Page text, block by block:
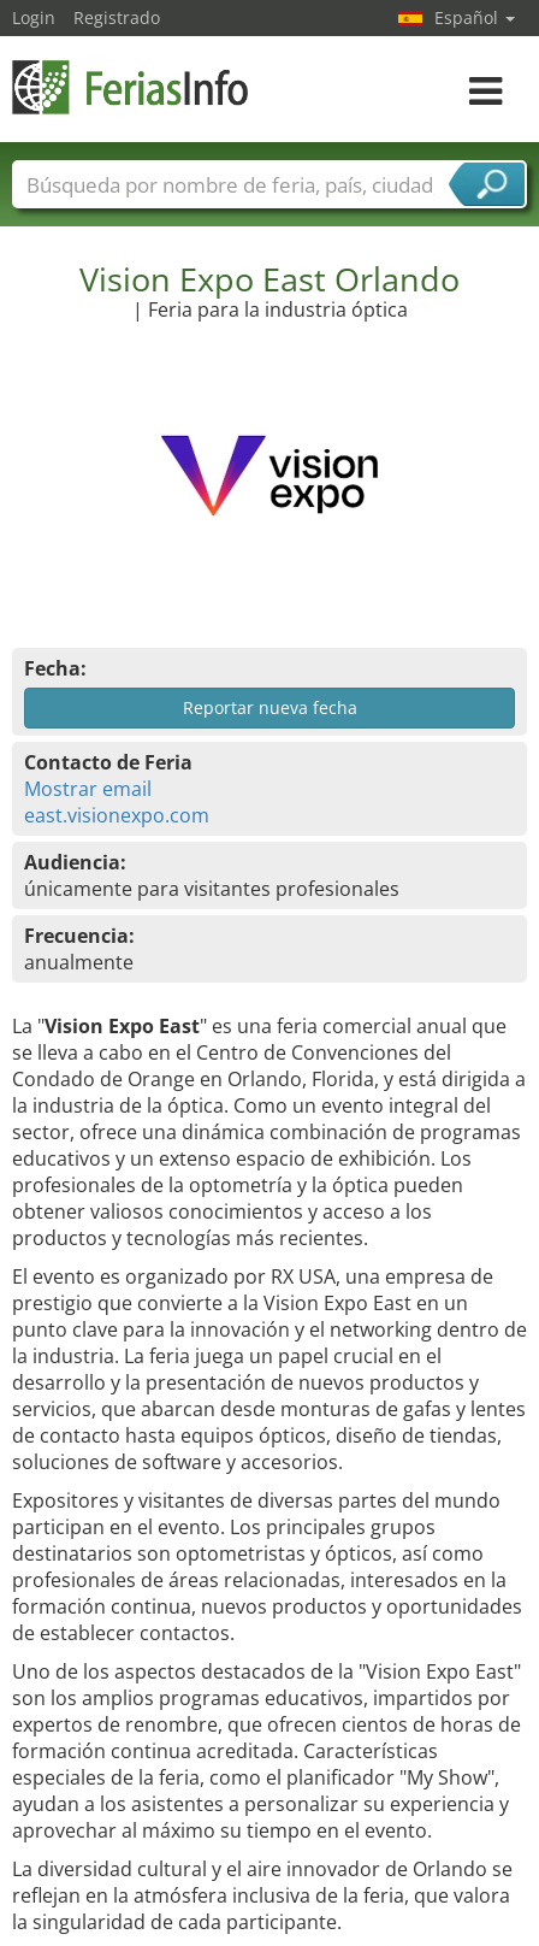
Vision Expo East Orlando
| Feria para la industria óptica
Fecha:
Reportar nueva fecha
Contacto de Feria
Mostrar email
east.visionexpo.com
Audiencia:
únicamente para visitantes profesionales
Frecuencia:
anualmente
La "Vision Expo East" es una feria comercial anual que
se lleva a cabo en el Centro de Convenciones del
Condado de Orange en Orlando, Florida, y está dirigida a
la industria de la óptica. Como un evento integral del
sector, ofrece una dinámica combinación de programas
educativos y un extenso espacio de exhibición. Los
profesionales de la optometría y la óptica pueden
obtener valiosos conocimientos y acceso a los
productos y tecnologías más recientes.
El evento es organizado por RX USA, una empresa de
prestigio que convierte a la Vision Expo East en un
punto clave para la innovación y el networking dentro de
la industria. La feria juega un papel crucial en el
desarrollo y la presentación de nuevos productos y
servicios, que abarcan desde monturas de gafas y lentes
de contacto hasta equipos ópticos, diseño de tiendas,
soluciones de software y accesorios.
Expositores y visitantes de diversas partes del mundo
participan en el evento. Los principales grupos
destinatarios son optometristas y ópticos, así como
profesionales de áreas relacionadas, interesados en la
formación continua, nuevos productos y oportunidades
de establecer contactos.
Uno de los aspectos destacados de la "Vision Expo East"
son los amplios programas educativos, impartidos por
expertos de renombre, que ofrecen cientos de horas de
formación continua acreditada. Características
especiales de la feria, como el planificador "My Show",
ayudan a los asistentes a personalizar su experiencia y
aprovechar al máximo su tiempo en el evento.
La diversidad cultural y el aire innovador de Orlando se
reflejan en la atmósfera inclusiva de la feria, que valora
la singularidad de cada participante.
Login Registrado Español
toggle
Nombres de ferias Países
Ciudades
Sectores de proveedor de servicios